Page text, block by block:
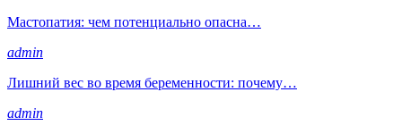
Мастопатия: чем потенциально опасна…
admin
Лишний вес во время беременности: почему…
admin